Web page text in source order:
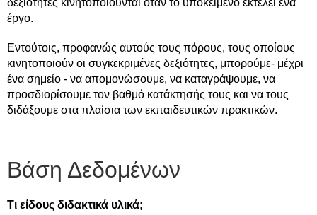
δεξιότητες κινητοποιούνται όταν το υποκείμενο εκτελεί ένα
έργο.
Εντούτοις, προφανώς αυτούς τους πόρους, τους οποίους
κινητοποιούν οι συγκεκριμένες δεξιότητες, μπορούμε- μέχρι
ένα σημείο - να απομονώσουμε, να καταγράψουμε, να
προσδιορίσουμε τον βαθμό κατάκτησής τους και να τους
διδάξουμε στα πλαίσια των εκπαιδευτικών πρακτικών.
Βάση Δεδομένων
Τι είδους διδακτικά υλικά;